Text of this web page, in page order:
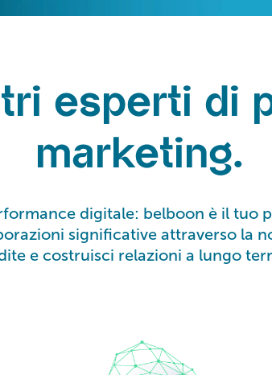
esperti di
marketing.
digitale: belboon è il tuo
significative attraverso la
e costruisci relazioni a lungo